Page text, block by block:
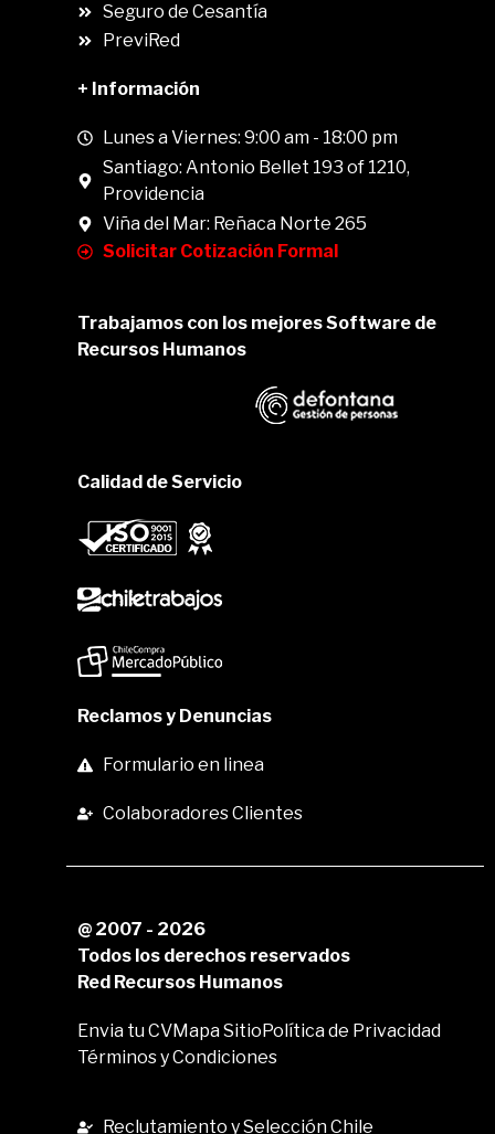
Seguro de Cesantía
PreviRed
+ Información
Lunes a Viernes: 9:00 am - 18:00 pm
Santiago: Antonio Bellet 193 of 1210,
Providencia
Viña del Mar: Reñaca Norte 265
Solicitar Cotización Formal
Trabajamos con los mejores Software de
Recursos Humanos
Calidad de Servicio
Reclamos y Denuncias
Formulario en linea
Colaboradores Clientes
@ 2007 - 2026
Todos los derechos reservados
Red Recursos Humanos
Envia tu CVMapa SitioPolítica de Privacidad
Términos y Condiciones
Reclutamiento y Selección Chile